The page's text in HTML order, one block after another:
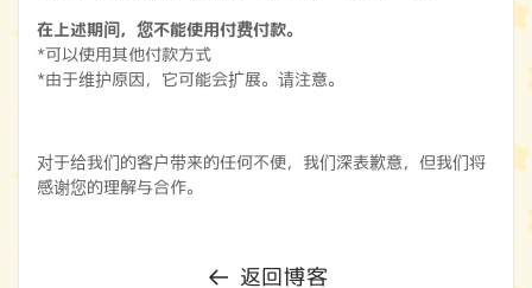
在上述期间，您不能使用付费付款。
*可以使用其他付款方式
*由于维护原因，它可能会扩展。请注意。
对于给我们的客户带来的任何不便，我们深表歉意，但我们将
感谢您的理解与合作。
返回博客